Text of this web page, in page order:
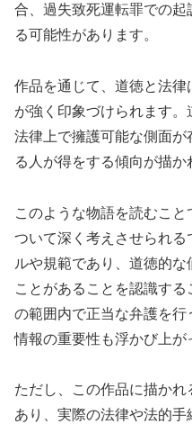
合、過失致死運転罪での
る可能性があります。
作品を通じて、道徳と法律
が強く印象づけられます。
法律上で擁護可能な側面
る人が得をする傾向が描か
このような物語を読むこ
ついて深く考えさせられ
ルや規範であり、道徳的
ことがあることを認識す
の範囲内で正当な弁護を
情報の重要性も浮かび上が
ただし、この作品に描か
あり、実際の法律や法的手